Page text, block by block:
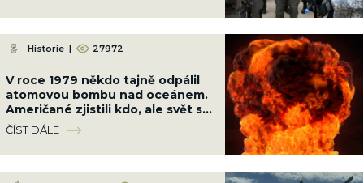
Historie | 27972
V roce 1979 někdo tajně odpálil
atomovou bombu nad oceánem.
Američané zjistili kdo, ale svět se
to nesměl dozvědět
ČÍST DÁLE